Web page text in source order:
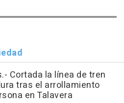
Cortada la línea de tren
tras el arrollamiento
en Talavera